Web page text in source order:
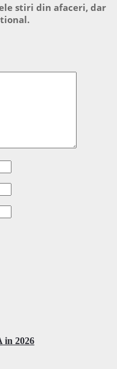
stiri din afaceri, dar
in 2026